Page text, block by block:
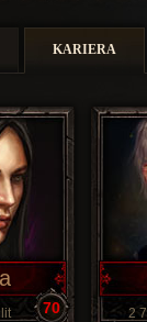
KARIERA
70 2